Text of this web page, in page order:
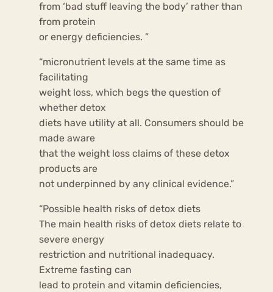
from ‘bad stuff leaving the body’ rather than
from protein
or energy deficiencies. ”
“micronutrient levels at the same time as
facilitating
weight loss, which begs the question of
whether detox
diets have utility at all. Consumers should be
made aware
that the weight loss claims of these detox
products are
not underpinned by any clinical evidence.”
“Possible health risks of detox diets
The main health risks of detox diets relate to
severe energy
restriction and nutritional inadequacy.
Extreme fasting can
lead to protein and vitamin deficiencies,